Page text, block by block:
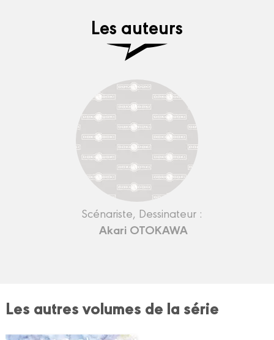
Les auteurs
Scénariste, Dessinateur :
Akari OTOKAWA
Les autres volumes de la série